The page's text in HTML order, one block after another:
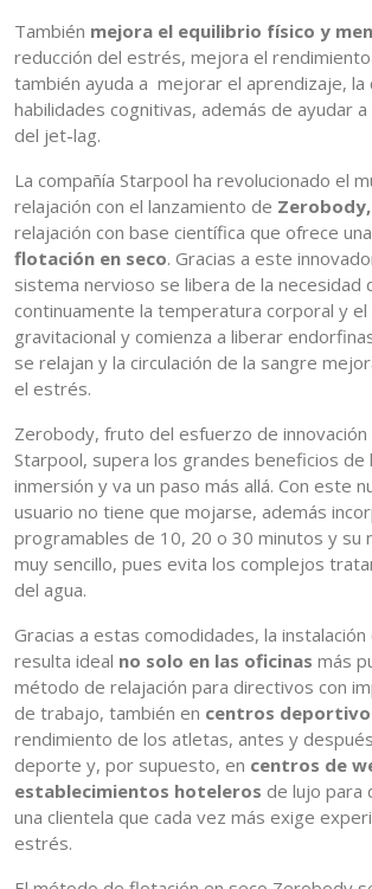
También mejora el equilibrio físico y
reducción del estrés, mejora el
también ayuda a mejorar el aprendizaje, la
habilidades cognitivas, además de ayudar
del jet-lag.
La compañía Starpool ha revolucionado el
relajación con el lanzamiento de Zerobody,
relajación con base científica que ofrece
flotación en seco. Gracias a este
sistema nervioso se libera de la necesidad
continuamente la temperatura corporal y el
gravitacional y comienza a liberar
se relajan y la circulación de la sangre
el estrés.
Zerobody, fruto del esfuerzo de
Starpool, supera los grandes beneficios de
inmersión y va un paso más allá. Con este
usuario no tiene que mojarse, además
programables de 10, 20 o 30 minutos y su
muy sencillo, pues evita los complejos
del agua.
Gracias a estas comodidades, la
resulta ideal no solo en las oficinas más
método de relajación para directivos con
de trabajo, también en centros
rendimiento de los atletas, antes y
deporte y, por supuesto, en centros de
establecimientos hoteleros de lujo para
una clientela que cada vez más exige
estrés.